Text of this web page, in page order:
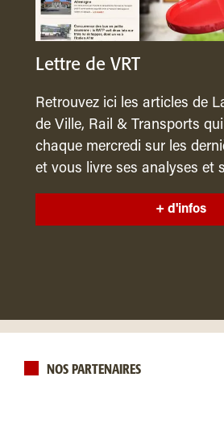
Lettre de VRT
Retrouvez ici les articles de
de Ville, Rail & Transports
chaque mercredi sur les
et vous livre ses analyses et
+ d'infos
NOS PARTENAIRES